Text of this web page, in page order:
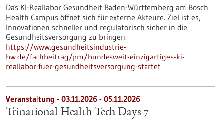
Das KI-Reallabor Gesundheit Baden-Württemberg am Bosch
Health Campus öffnet sich für externe Akteure. Ziel ist es,
Innovationen schneller und regulatorisch sicher in die
Gesundheitsversorgung zu bringen.
https://www.gesundheitsindustrie-
bw.de/fachbeitrag/pm/bundesweit-einzigartiges-ki-
reallabor-fuer-gesundheitsversorgung-startet
Veranstaltung - 03.11.2026 - 05.11.2026
Trinational Health Tech Days 7